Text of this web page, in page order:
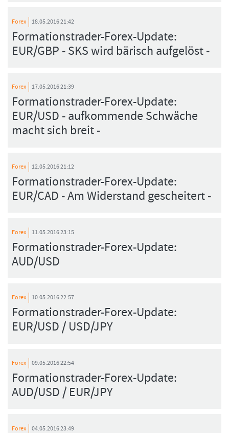
Forex 18.05.2016 21:42
Formationstrader-Forex-Update:
EUR/GBP - SKS wird bärisch aufgelöst -
Forex 17.05.2016 21:39
Formationstrader-Forex-Update:
EUR/USD - aufkommende Schwäche
macht sich breit -
Forex 12.05.2016 21:12
Formationstrader-Forex-Update:
EUR/CAD - Am Widerstand gescheitert -
Forex 11.05.2016 23:15
Formationstrader-Forex-Update:
AUD/USD
Forex 10.05.2016 22:57
Formationstrader-Forex-Update:
EUR/USD / USD/JPY
Forex 09.05.2016 22:54
Formationstrader-Forex-Update:
AUD/USD / EUR/JPY
Forex 04.05.2016 23:49